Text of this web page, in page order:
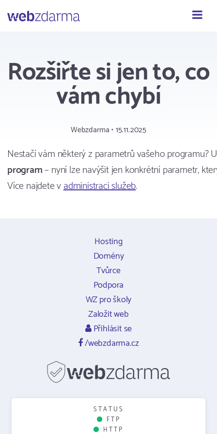
Rozšiřte si jen to, co
vám chybí
Webzdarma • 15.11.2025
Nestačí vám některý z parametrů vašeho programu?
program– nyní lze navýšit jen konkrétní parametr,
Více najdete vadministraci služeb.
Hosting
Domény
Tvůrce
Podpora
WZ pro školy
Založit web
Přihlásit se
/webzdarma.cz
STATUS
FTP
HTTP